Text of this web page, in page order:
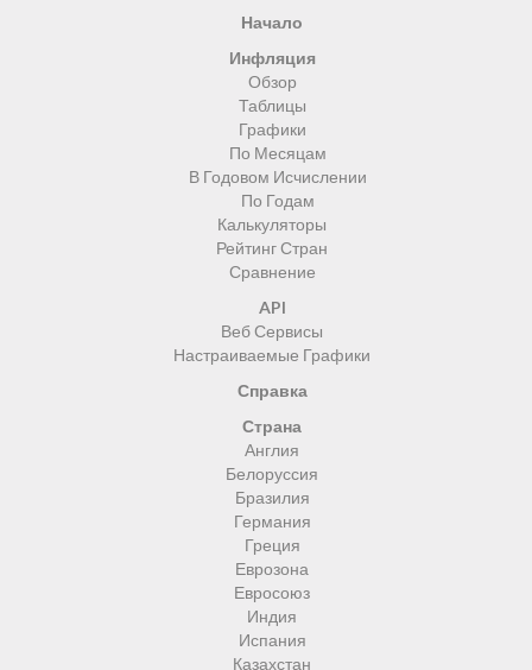
Начало
Инфляция
Обзор
Таблицы
Графики
По Месяцам
В Годовом Исчислении
По Годам
Калькуляторы
Рейтинг Стран
Сравнение
API
Веб Сервисы
Настраиваемые Графики
Справка
Страна
Англия
Белоруссия
Бразилия
Германия
Греция
Еврозона
Евросоюз
Индия
Испания
Казахстан